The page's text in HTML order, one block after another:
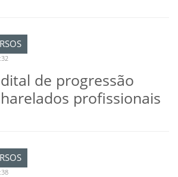
de progressão
profissionais